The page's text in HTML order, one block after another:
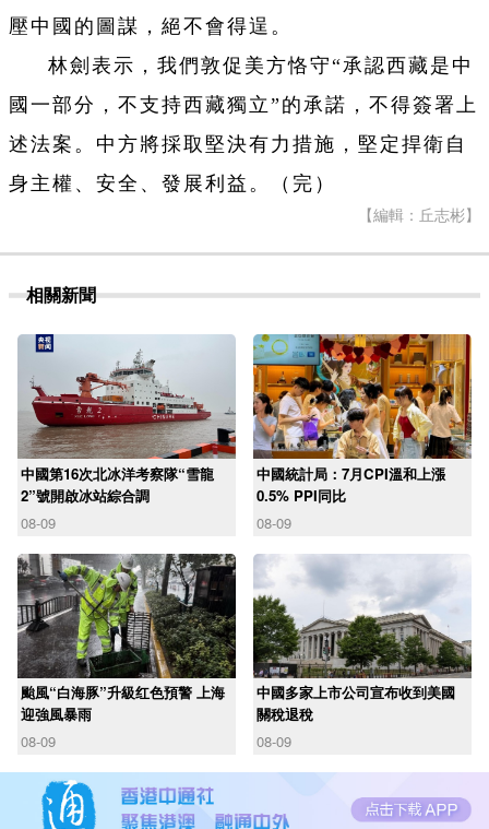
壓中國的圖謀，絕不會得逞。
林劍表示，我們敦促美方恪守“承認西藏是中
國一部分，不支持西藏獨立”的承諾，不得簽署上
述法案。中方將採取堅決有力措施，堅定捍衛自
身主權、安全、發展利益。（完）
【編輯：丘志彬】
相關新聞
中國第16次北冰洋考察隊“雪龍
2”號開啟冰站綜合調
08-09
中國統計局：7月CPI溫和上漲
0.5% PPI同比
08-09
颱風“白海豚”升級红色預警 上海
迎強風暴雨
08-09
中國多家上市公司宣布收到美國
關稅退稅
08-09